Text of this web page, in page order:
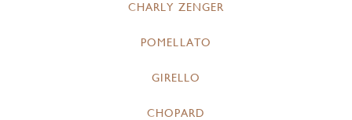
CHARLY ZENGER
POMELLATO
GIRELLO
CHOPARD